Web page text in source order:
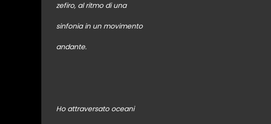
zefiro, al ritmo di una
sinfonia in un movimento
andante.
Ho attraversato oceani